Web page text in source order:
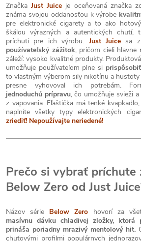
ZnačkaJust Juice je oceňovaná značka
známa svojou oddanosťou k výrobe
pre elektronické cigarety a to ako
škálou výrazných a autentických chutí,
príchutí pre ich výrobu. Just Juice sa
používateľský zážitok, pričom cieli hlavne
záleží: vysoko kvalitné produkty.
umožňuje používateľom plne si
to vlastným výberom sily nikotínu a
presne vyhovoval ich potrebám.
jednoduchú prípravu, čo umožňuje svieži
z vapovania. Fľaštička má tenké
naplníte všetky typy elektronických
zriediť! Nepoužívajte neriedené!
Prečo si vybrať príchute
Below Zero od Just
Názov série Below Zero hovorí za
masívnu dávku chladivej zložky, ktorá
prináša poriadny mrazivý mentolový hit.
chuťovými profilmi populárnych